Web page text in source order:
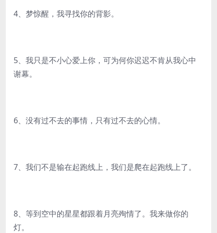
4、梦惊醒，我寻找你的背影。
5、我只是不小心爱上你，可为何你迟迟不肯从我心中
谢幕。
6、没有过不去的事情，只有过不去的心情。
7、我们不是输在起跑线上，我们是爬在起跑线上了。
8、等到空中的星星都跟着月亮殉情了。我来做你的
灯。